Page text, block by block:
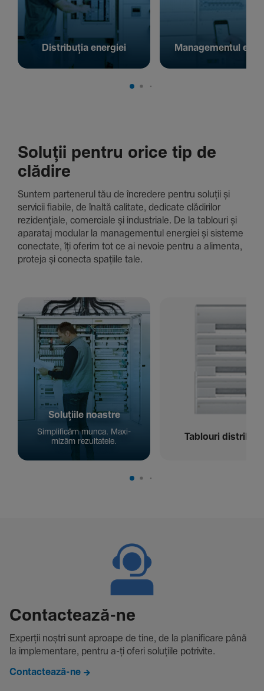
Distribuția energiei Managementul
Soluții pentru orice tip de
clădire
Suntem parte­nerul tău de încre­dere pentru soluții și
servicii fiabile, de înaltă cali­tate, dedi­cate clădi­rilor
rezi­den­țiale, comer­ciale și indus­triale. De la tablouri și
aparataj modular la managementul energiei și sisteme
conec­tate, îți oferim tot ce ai nevoie pentru a alimenta,
proteja și conecta spațiile tale.
Solu­țiile noastre
Simpli­ficăm munca. Maxi­
mizăm rezul­ta­tele.
Tablouri
Contac­tează-ne
Experții noștri sunt aproape de tine, de la plani­fi­care până
la imple­men­tare, pentru a-ți oferi solu­țiile potri­vite.
Contactează-ne